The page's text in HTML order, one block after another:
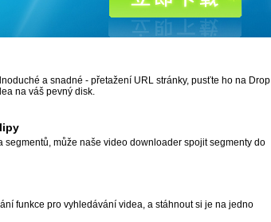
a snadné - přetažení URL stránky, pusťte ho na Drop
na váš pevný disk.
segmentů, může naše video downloader spojit segmenty do
funkce pro vyhledávání videa, a stáhnout si je na jedno